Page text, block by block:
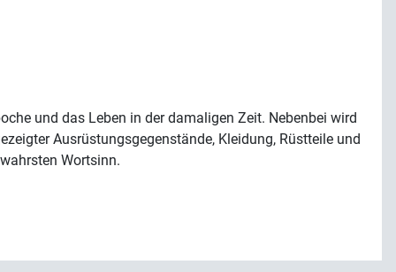
und das Leben in der damaligen Zeit. Nebenbei wird
Ausrüstungsgegenstände, Kleidung, Rüstteile und
Wortsinn.